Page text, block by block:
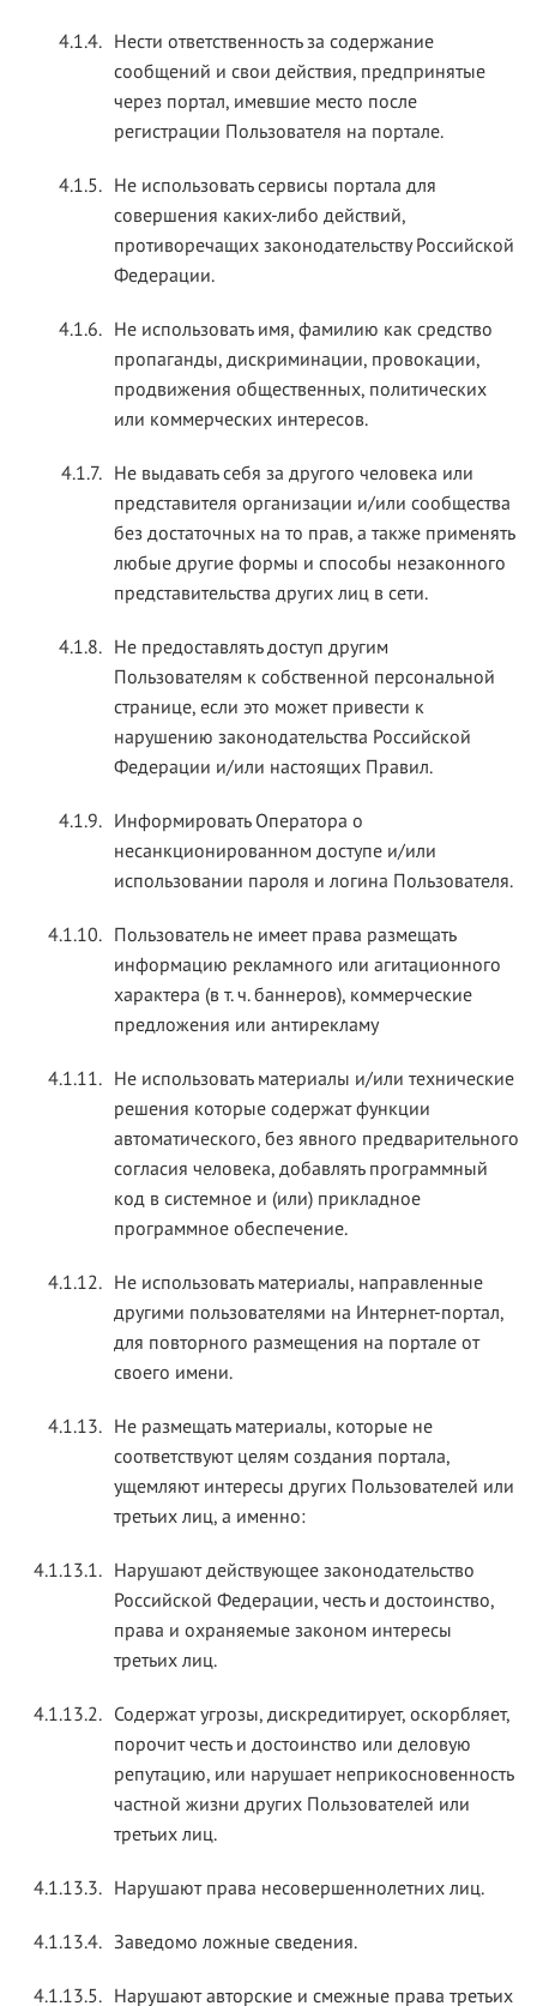
4.1.4. Нести ответственность за содержание
сообщений и свои действия, предпринятые
через портал, имевшие место после
регистрации Пользователя на портале.
4.1.5. Не использовать сервисы портала для
совершения каких-либо действий,
противоречащих законодательству Российской
Федерации.
4.1.6. Не использовать имя, фамилию как средство
пропаганды, дискриминации, провокации,
продвижения общественных, политических
или коммерческих интересов.
4.1.7. Не выдавать себя за другого человека или
представителя организации и/или сообщества
без достаточных на то прав, а также применять
любые другие формы и способы незаконного
представительства других лиц в сети.
4.1.8. Не предоставлять доступ другим
Пользователям к собственной персональной
странице, если это может привести к
нарушению законодательства Российской
Федерации и/или настоящих Правил.
4.1.9. Информировать Оператора о
несанкционированном доступе и/или
использовании пароля и логина Пользователя.
4.1.10. Пользователь не имеет права размещать
информацию рекламного или агитационного
характера (в т. ч. баннеров), коммерческие
предложения или антирекламу
4.1.11. Не использовать материалы и/или технические
решения которые содержат функции
автоматического, без явного предварительного
согласия человека, добавлять программный
код в системное и (или) прикладное
программное обеспечение.
4.1.12. Не использовать материалы, направленные
другими пользователями на Интернет-портал,
для повторного размещения на портале от
своего имени.
4.1.13. Не размещать материалы, которые не
соответствуют целям создания портала,
ущемляют интересы других Пользователей или
третьих лиц, а именно:
4.1.13.1. Нарушают действующее законодательство
Российской Федерации, честь и достоинство,
права и охраняемые законом интересы
третьих лиц.
4.1.13.2. Содержат угрозы, дискредитирует, оскорбляет,
порочит честь и достоинство или деловую
репутацию, или нарушает неприкосновенность
частной жизни других Пользователей или
третьих лиц.
4.1.13.3. Нарушают права несовершеннолетних лиц.
4.1.13.4. Заведомо ложные сведения.
4.1.13.5. Нарушают авторские и смежные права третьих